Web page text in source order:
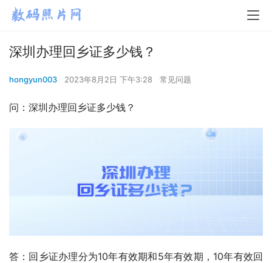
深圳办理回乡证多少钱？
hongyun003 2023年8月2日 下午3:28 常见问题
问：深圳办理回乡证多少钱？
答：回乡证办理分为10年有效期和5年有效期，10年有效回